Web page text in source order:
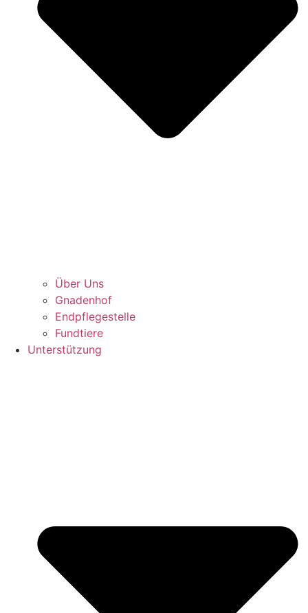
Über Uns
Gnadenhof
Endpflegestelle
Fundtiere
Unterstützung